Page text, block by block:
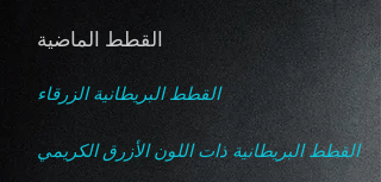
القطط الماضية
القطط البريطانية الزرقاء
القطط البريطانية ذات اللون الأزرق الكريمي